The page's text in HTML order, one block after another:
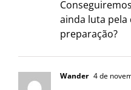
ainda luta pela
preparação?
Wander 4 de